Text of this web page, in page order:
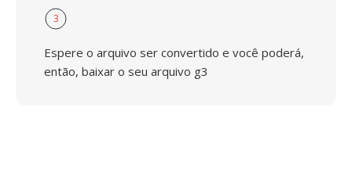
3
Espere o arquivo ser convertido e você poderá,
então, baixar o seu arquivo g3